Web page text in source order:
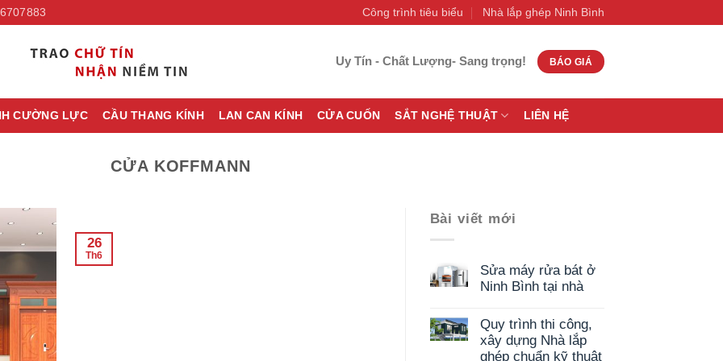
Công trình tiêu biểu Nhà lắp ghép Ninh Bình
Uy Tín - Chất Lượng- Sang trọng! BÁO GIÁ
CƯỜNG LỰC CẦU THANG KÍNH LAN CAN KÍNH CỬA CUỐN SẮT NGHỆ THUẬT LIÊN HỆ
CỬA KOFFMANN
26
Th6
Bài viết mới
Sửa máy rửa bát ở
Ninh Bình tại nhà
Quy trình thi công,
xây dựng Nhà lắp
ghép chuẩn kỹ thuật